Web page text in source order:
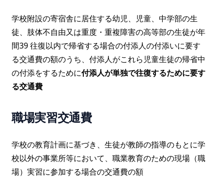
学校附設の寄宿舎に居住する幼児、児童、中学部の生
徒、肢体不自由又は重度・重複障害の高等部の生徒が年
間39 往復以内で帰省する場合の付添人の付添いに要す
る交通費の額のうち、付添人がこれら児童生徒の帰省中
の付添をするために付添人が単独で往復するために要す
る交通費
職場実習交通費
学校の教育計画に基づき、生徒が教師の指導のもとに学
校以外の事業所等において、職業教育のための現場（職
場）実習に参加する場合の交通費の額